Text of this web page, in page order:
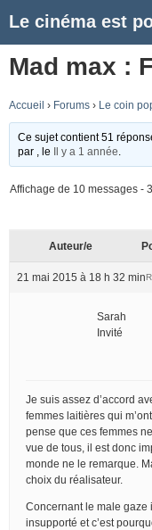
Le cinéma est
Mad max :
Accueil › Forums › Le coin
Ce sujet contient 51
par
, le Il y a 1 année
Affichage de 10 messages -
Auteur/e
21 mai 2015 à 18 h 32 min
Sarah
Invité
Je suis assez d’accord
femmes laitières qui
pense que ces femmes
vue de tous, il est donc
monde ne le remarque.
choix du réalisateur.
Concernant le male gaze
insupporté et c’est